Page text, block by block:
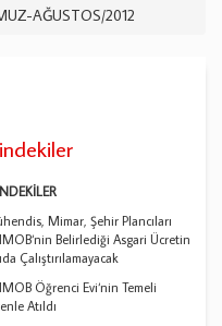
AĞUSTOS/2012
Mimar, Şehir Plancıları
Belirlediği Asgari Ücretin
Çalıştırılamayacak
Öğrenci Evi‘nin Temeli
Atıldı